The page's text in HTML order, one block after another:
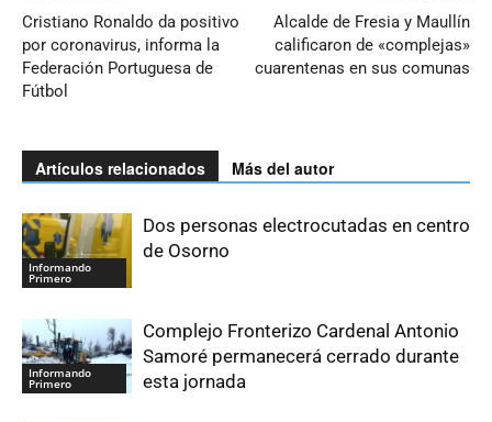
Cristiano Ronaldo da positivo
por coronavirus, informa la
Federación Portuguesa de
Fútbol
Alcalde de Fresia y Maullín
calificaron de «complejas»
cuarentenas en sus comunas
Artículos relacionados Más del autor
Informando
Primero
Dos personas electrocutadas en centro
de Osorno
Informando
Primero
Complejo Fronterizo Cardenal Antonio
Samoré permanecerá cerrado durante
esta jornada